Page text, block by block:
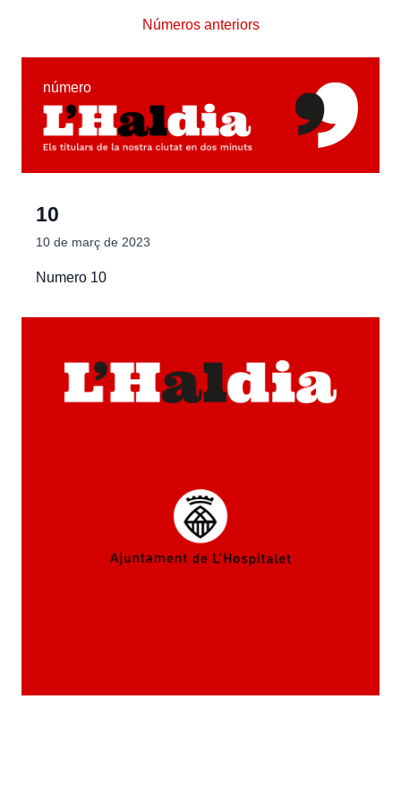
Números anteriors
número
10
10 de març de 2023
Numero 10